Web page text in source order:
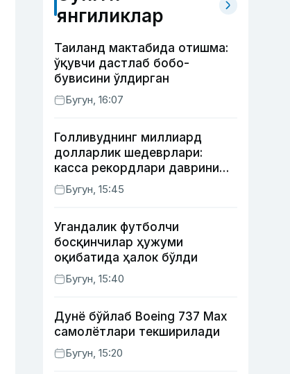
янгиликлар
Таиланд мактабида отишма:
ўқувчи дастлаб бобо-
бувисини ўлдирган
Бугун, 16:07
Голливуднинг миллиард
долларлик шедеврлари:
касса рекордлари даврини
бошлаб берган 4 та фильм
Бугун, 15:45
Угандалик футболчи
босқинчилар ҳужуми
оқибатида ҳалок бўлди
Бугун, 15:40
Дунё бўйлаб Boeing 737 Мах
самолётлари текширилади
Бугун, 15:20